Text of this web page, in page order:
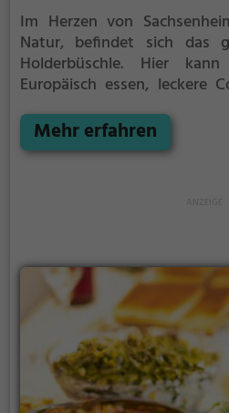
Im Herzen von
Natur, befindet sich das
Holderbüschle. Hier
Europäisch essen, leckere
Ambiente ist einladend
Getränken vielfältig.
Mehr erfahren